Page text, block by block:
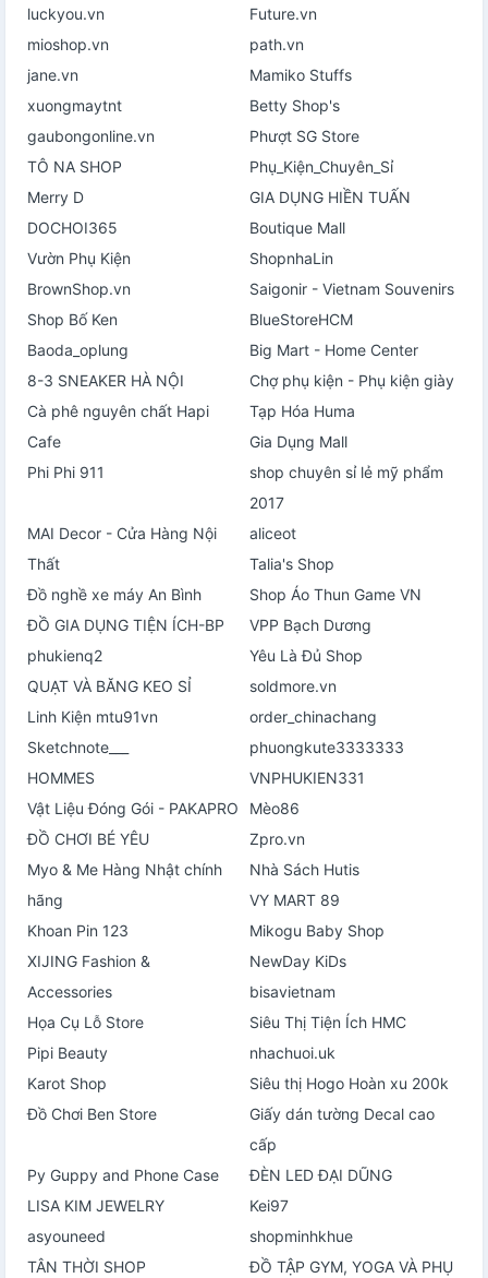
luckyou.vn
Future.vn
mioshop.vn
path.vn
jane.vn
Mamiko Stuffs
xuongmaytnt
Betty Shop's
gaubongonline.vn
Phượt SG Store
TÔ NA SHOP
Phụ_Kiện_Chuyên_Sỉ
Merry D
GIA DỤNG HIỀN TUẤN
DOCHOI365
Boutique Mall
Vườn Phụ Kiện
ShopnhaLin
BrownShop.vn
Saigonir - Vietnam Souvenirs
Shop Bố Ken
BlueStoreHCM
Baoda_oplung
Big Mart - Home Center
8-3 SNEAKER HÀ NỘI
Chợ phụ kiện - Phụ kiện giày
Cà phê nguyên chất Hapi
Cafe
Tạp Hóa Huma
Gia Dụng Mall
Phi Phi 911
shop chuyên sỉ lẻ mỹ phẩm
2017
MAI Decor - Cửa Hàng Nội
Thất
aliceot
Talia's Shop
Đồ nghề xe máy An Bình
Shop Áo Thun Game VN
ĐỒ GIA DỤNG TIỆN ÍCH-BP
VPP Bạch Dương
phukienq2
Yêu Là Đủ Shop
QUẠT VÀ BĂNG KEO SỈ
soldmore.vn
Linh Kiện mtu91vn
order_chinachang
Sketchnote___
phuongkute3333333
HOMMES
VNPHUKIEN331
Vật Liệu Đóng Gói - PAKAPRO
Mèo86
ĐỒ CHƠI BÉ YÊU
Zpro.vn
Myo & Me Hàng Nhật chính
hãng
Nhà Sách Hutis
VY MART 89
Khoan Pin 123
Mikogu Baby Shop
XIJING Fashion &
Accessories
NewDay KiDs
bisavietnam
Họa Cụ Lỗ Store
Siêu Thị Tiện Ích HMC
Pipi Beauty
nhachuoi.uk
Karot Shop
Siêu thị Hogo Hoàn xu 200k
Đồ Chơi Ben Store
Giấy dán tường Decal cao
cấp
Py Guppy and Phone Case
ĐÈN LED ĐẠI DŨNG
LISA KIM JEWELRY
Kei97
asyouneed
shopminhkhue
TÂN THỜI SHOP
ĐỒ TẬP GYM, YOGA VÀ PHỤ